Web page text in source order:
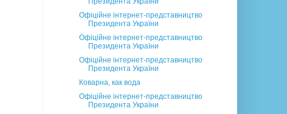
Офіційне інтернет-представництво
Президента України
Офіційне інтернет-представництво
Президента України
Офіційне інтернет-представництво
Президента України
Коварна, как вода
Офіційне інтернет-представництво
Президента України